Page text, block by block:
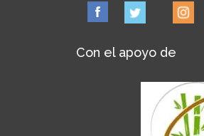
Con el apoyo de